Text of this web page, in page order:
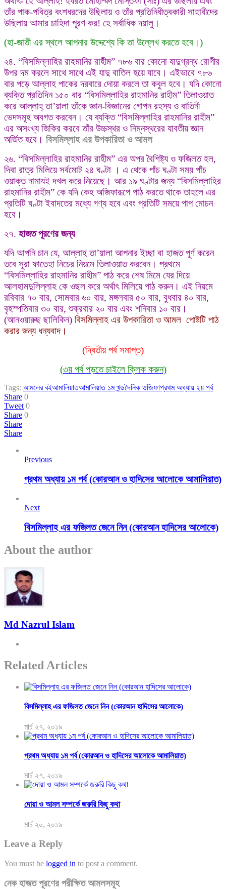
তাঁর পাক-পবিত্র বংশধরদের উছিলায় ও তাঁর প্রতিনিধীত্বকারী সাহাবীদের
উছিলায় আমার চাহিদা পূরণ কর! হে সর্বাধিক দয়ালু।
(হা-জাতী এর স্থলে আপনার উদ্দেশ্যে কি তা উল্লেখ করতে হবে।)
২৪. “বিসমিল্লাহির রাহমানির রাহীম” ৭৮৬ বার কোনো যাদুগ্রন্থ রোগীর
উপর দম করলে সাথে সাথে এই যাদু বাতিল হয়ে যাবে। এইভাবে ৭৮৬
বার পড়ে আল্লাহ পাকের দরবারে দোয়া করলে তা কবুল হবে। যদি কোনো
ব্যক্তি প্রতিদিন ১৫০ বার “বিসমিল্লাহির রাহমানির রাহীম” তিলাওয়াত
করে আল্লাহ্ তা’য়ালা তাঁকে জ্ঞান-বিজ্ঞানের গোপন রহস্য ও বাতিনী
ভেদসমূহ অবগত করবেন। যে ব্যক্তি “বিসমিল্লাহির রাহমানির রাহীম”
এর অসংখ্য জিকির করবে তাঁর উচ্চস্থর ও নিম্নস্থরের যাবতীয় জ্ঞান
অর্জিত হবে। বিসমিল্লাহ এর উপকারিতা ও আমল
২৬. “বিসমিল্লাহির রাহমানির রাহীম” এর অপর বৈশিষ্ট্য ও ফজিলত হল,
দিবা রাত্র মিলিয়ে সর্বমোট ২৪ ঘণ্টা । এ থেকে পাঁচ ঘণ্টা সময় পাঁচ
ওয়াক্ত নামাযই দখল করে নিয়েছে। আর ১৯ ঘণ্টার জন্য “বিসমিল্লাহির
রাহমানির রাহীম” কে যদি কেহ অজিফারূপে পাঠ করতে থাকে তাহলে এর
প্রতিটি ঘণ্টা ইবাদতের মধ্যে গণ্য হবে এবং প্রতিটি সময়ে পাপ মোচন
হবে।
২৭. হাজত পূরণের জন্য
যদি আপনি চান যে, আল্লাহ তা’য়ালা আপনার ইচ্ছা বা হাজত পূর্ণ করেন
তবে সূরা ফাতেহা নিচের নিয়মে তিলাওয়াত করবেন। প্রথমে
“বিসমিল্লাহির রাহমানির রাহীম” পাঠ করে শেষ মিমে যের দিয়ে
আলহামদুলিল্লাহ কে ওছল করে অর্থাৎ মিলিয়ে পাঠ করুন। এই নিয়মে
রবিবার ৭০ বার, সোমবার ৬০ বার, মঙ্গলবার ৫০ বার, বুধবার ৪০ বার,
বৃহস্পতিবার ৩০ বার, শুক্রবার ২০ বার এবং শনিবার ১০ বার।
(আনওয়ারুছ ছালিকিন) বিসমিল্লাহ এর উপকারিতা ও আমল পোষ্টটি পাঠ
করার জন্য ধন্যবাদ।
(দ্বিতীয় পর্ব সমাপ্ত)
(৩য় পর্ব পড়তে চাইলে ক্লিক করুন)
Tags: আমলের বইআমালিয়াতআমালিয়াত ১ম খন্ডদৈনিক ওজিফাপ্রথম অধ্যায় ২য় পর্ব
Share 0
Tweet 0
Share 0
Share
Share
Previous
প্রথম অধ্যায় ১ম পর্ব (কোরআন ও হাদিসের আলোকে আমালিয়াত)
Next
বিসমিল্লাহ এর ফজিলত জেনে নিন (কোরআন হাদিসের আলোকে)
About the author
Md Nazrul Islam
Related Articles
বিসমিল্লাহ এর ফজিলত জেনে নিন (কোরআন হাদিসের আলোকে)
মার্চ ২৭, ২০১৯
প্রথম অধ্যায় ১ম পর্ব (কোরআন ও হাদিসের আলোকে আমালিয়াত)
মার্চ ২৭, ২০১৯
দোয়া ও আমল সম্পর্কে জরুরি কিছু কথা
মার্চ ২০, ২০১৯
Leave a Reply
You must be logged in to post a comment.
নেক হাজত পূরণের পরীক্ষিত আমলসমূহ